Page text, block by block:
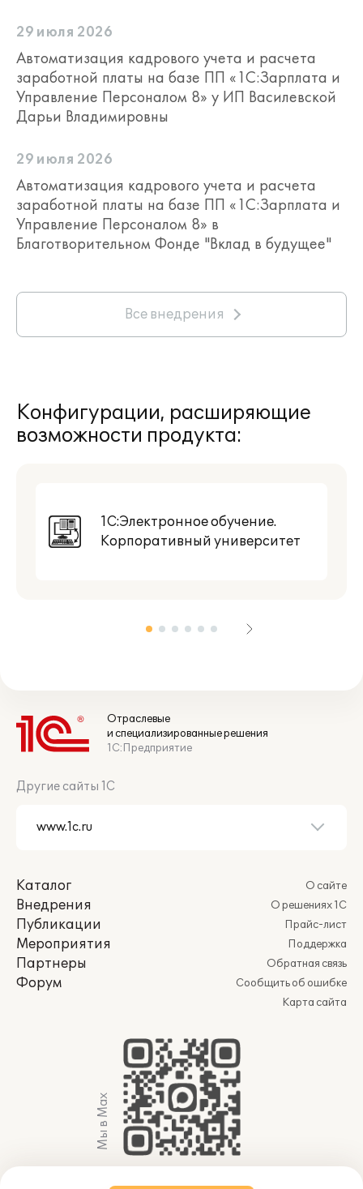
29 июля 2026
Автоматизация кадрового учета и расчета
заработной платы на базе ПП «1С:Зарплата и
Управление Персоналом 8» у ИП Василевской
Дарьи Владимировны
29 июля 2026
Автоматизация кадрового учета и расчета
заработной платы на базе ПП «1С:Зарплата и
Управление Персоналом 8» в
Благотворительном Фонде "Вклад в будущее"
Все внедрения
Конфигурации, расширяющие
возможности продукта:
1С:Электронное обучение.
Корпоративный университет
Отраслевые
и специализированные решения
1С:Предприятие
Другие сайты 1С
Каталог
Внедрения
Публикации
Мероприятия
Партнеры
Форум
О сайте
О решениях 1С
Прайс-лист
Поддержка
Обратная связь
Сообщить об ошибке
Карта сайта
Мы в Max